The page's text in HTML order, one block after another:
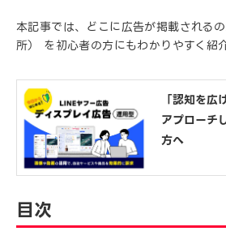
本記事では、どこに広告が掲載される
所） を初心者の方にもわかりやすく紹介
「認知を
アプローチ
方へ
目次